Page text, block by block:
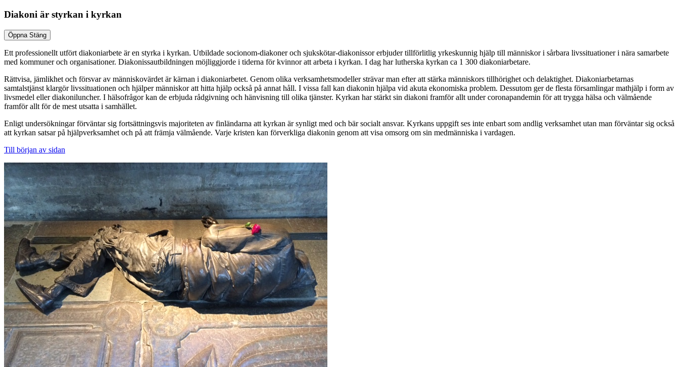
Diakoni är styrkan i kyrkan
Öppna Stäng
Ett professionellt utfört diakoniarbete är en styrka i kyrkan. Utbildade socionom-diakoner och sjukskötar-diakonissor erbjuder tillförlitlig yrkeskunnig hjälp till människor i sårbara livssituationer i nära samarbete
med kommuner och organisationer. Diakonissautbildningen möjliggjorde i tiderna för kvinnor att arbeta i kyrkan. I dag har lutherska kyrkan ca 1 300 diakoniarbetare.
Rättvisa, jämlikhet och försvar av människovärdet är kärnan i diakoniarbetet. Genom olika verksamhetsmodeller strävar man efter att stärka människors tillhörighet och delaktighet. Diakoniarbetarnas
samtalstjänst klargör livssituationen och hjälper människor att hitta hjälp också på annat håll. I vissa fall kan diakonin hjälpa vid akuta ekonomiska problem. Dessutom ger de flesta församlingar mathjälp i form av
livsmedel eller diakoniluncher. I hälsofrågor kan de erbjuda rådgivning och hänvisning till olika tjänster. Kyrkan har stärkt sin diakoni framför allt under coronapandemin för att trygga hälsa och välmående
framför allt för de mest utsatta i samhället.
Enligt undersökningar förväntar sig fortsättningsvis majoriteten av finländarna att kyrkan är synligt med och bär socialt ansvar. Kyrkans uppgift ses inte enbart som andlig verksamhet utan man förväntar sig också
att kyrkan satsar på hjälpverksamhet och på att främja välmående. Varje kristen kan förverkliga diakonin genom att visa omsorg om sin medmänniska i vardagen.
Till början av sidan